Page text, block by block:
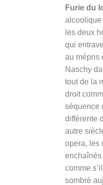
Furie du
alcoolique
les deux
qui
au mépris
Naschy
tout de la
droit
séquence
différente
autre
opera, les
enchaînés
comme
sombré